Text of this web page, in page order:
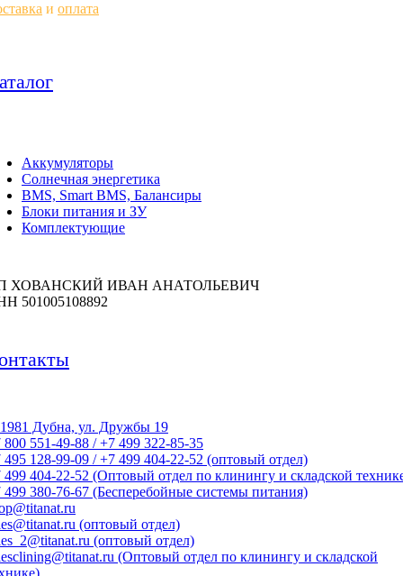
и оплата
Аккумуляторы
Солнечная энергетика
BMS, Smart BMS, Балансиры
Блоки питания и ЗУ
Комплектующие
ХОВАНСКИЙ ИВАН АНАТОЛЬЕВИЧ
501005108892
Дубна, ул. Дружбы 19
800 551-49-88 / +7 499 322-85-35
495 128-99-09 / +7 499 404-22-52 (оптовый отдел)
499 404-22-52 (Оптовый отдел по клинингу и складской
499 380-76-67 (Бесперебойные системы питания)
(оптовый отдел)
(оптовый отдел)
(Оптовый отдел по клинингу и складской